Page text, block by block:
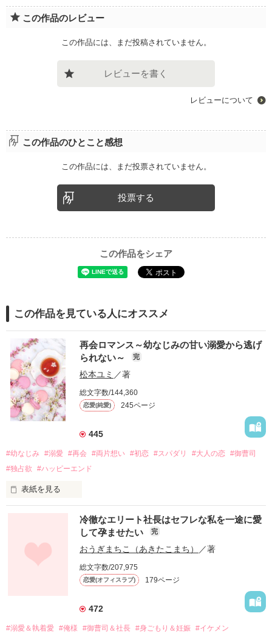
この作品のレビュー
この作品には、まだ投稿されていません。
レビューを書く
レビューについて
この作品のひとこと感想
この作品には、まだ投票されていません。
投票する
この作品をシェア
この作品を見ている人にオススメ
再会ロマンス～幼なじみの甘い溺愛から逃げ
られない～
完
松本ユミ ／著
総文字数/144,360
恋愛(純愛) 245ページ
445
#幼なじみ #溺愛 #再会 #両片想い #初恋 #スパダリ #大人の恋 #御曹司
#独占欲
#ハッピーエンド
表紙を見る
幼なじみの哲平に淡い恋心を抱いていた美桜。
しかし、ある出来事をきっかけに二人の関係は壊れてしまう。
関係修復もできないまま、美桜は両親の離婚によって
引っ越すことになり、哲平とも離れ離れになった。
それから約十二年後。
過去の傷から、二度と会いたくないと思っていた哲平に
冷徹なエリート社長はセフレな私を一途に愛
して孕ませたい
完
おうぎまちこ（あきたこまち） ／著
総文字数/207,975
恋愛(オフィスラブ) 179ページ
472
#溺愛＆執着愛 #俺様 #御曹司＆社長 #身ごもり＆妊娠 #イケメン